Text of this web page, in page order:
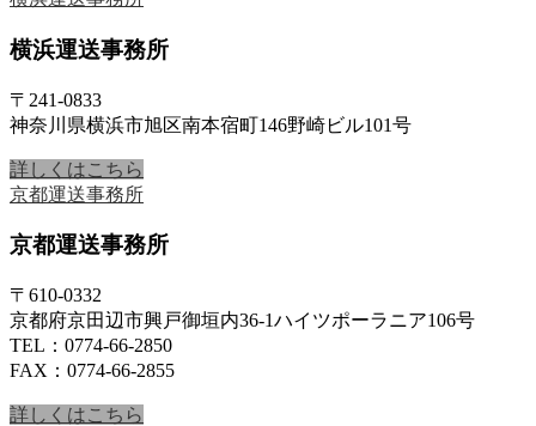
横浜運送事務所
〒241-0833
神奈川県横浜市旭区南本宿町146野崎ビル101号
詳しくはこちら
京都運送事務所
京都運送事務所
〒610-0332
京都府京田辺市興戸御垣内36-1ハイツポーラニア106号
TEL：0774-66-2850
FAX：0774-66-2855
詳しくはこちら